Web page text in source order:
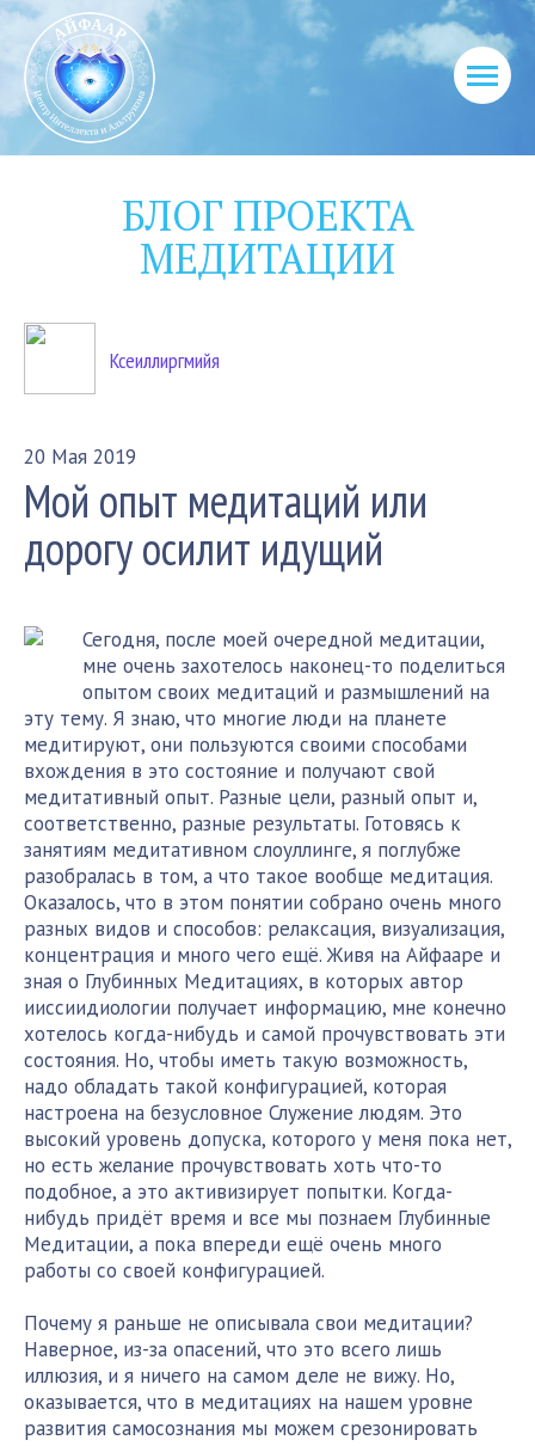
БЛОГ ПРОЕКТА
МЕДИТАЦИИ
Ксеиллиргмийя
20 Мая 2019
Мой опыт медитаций или
дорогу осилит идущий
Сегодня, после моей очередной медитации,
мне очень захотелось наконец-то поделиться
опытом своих медитаций и размышлений на
эту тему. Я знаю, что многие люди на планете
медитируют, они пользуются своими способами
вхождения в это состояние и получают свой
медитативный опыт. Разные цели, разный опыт и,
соответственно, разные результаты. Готовясь к
занятиям медитативном слоуллинге, я поглубже
разобралась в том, а что такое вообще медитация.
Оказалось, что в этом понятии собрано очень много
разных видов и способов: релаксация, визуализация,
концентрация и много чего ещё. Живя на Айфааре и
зная о Глубинных Медитациях, в которых автор
ииссиидиологии получает информацию, мне конечно
хотелось когда-нибудь и самой прочувствовать эти
состояния. Но, чтобы иметь такую возможность,
надо обладать такой конфигурацией, которая
настроена на безусловное Служение людям. Это
высокий уровень допуска, которого у меня пока нет,
но есть желание прочувствовать хоть что-то
подобное, а это активизирует попытки. Когда-
нибудь придёт время и все мы познаем Глубинные
Медитации, а пока впереди ещё очень много
работы со своей конфигурацией.
Почему я раньше не описывала свои медитации?
Наверное, из-за опасений, что это всего лишь
иллюзия, и я ничего на самом деле не вижу. Но,
оказывается, что в медитациях на нашем уровне
развития самосознания мы можем срезонировать